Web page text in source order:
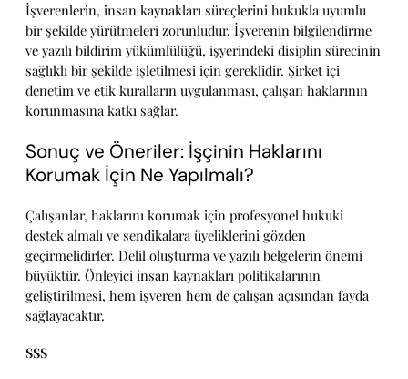
İşverenlerin, insan kaynakları süreçlerini hukukla uyumlu
bir şekilde yürütmeleri zorunludur. İşverenin bilgilendirme
ve yazılı bildirim yükümlülüğü, işyerindeki disiplin sürecinin
sağlıklı bir şekilde işletilmesi için gereklidir. Şirket içi
denetim ve etik kuralların uygulanması, çalışan haklarının
korunmasına katkı sağlar.
Sonuç ve Öneriler: İşçinin Haklarını
Korumak İçin Ne Yapılmalı?
Çalışanlar, haklarını korumak için profesyonel hukuki
destek almalı ve sendikalara üyeliklerini gözden
geçirmelidirler. Delil oluşturma ve yazılı belgelerin önemi
büyüktür. Önleyici insan kaynakları politikalarının
geliştirilmesi, hem işveren hem de çalışan açısından fayda
sağlayacaktır.
SSS